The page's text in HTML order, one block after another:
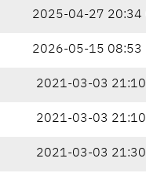
2025-04-27 20:34
2026-05-15 08:53
2021-03-03 21:10
2021-03-03 21:10
2021-03-03 21:30